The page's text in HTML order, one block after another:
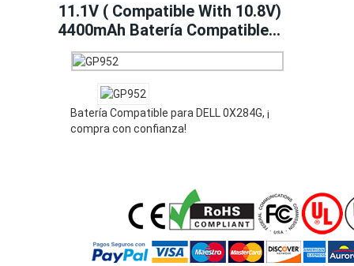
11.1V ( Compatible With 10.8V)
4400mAh Batería Compatible
Con DELL 0X284G
Batería Compatible para DELL 0X284G, ¡
compra con confianza!